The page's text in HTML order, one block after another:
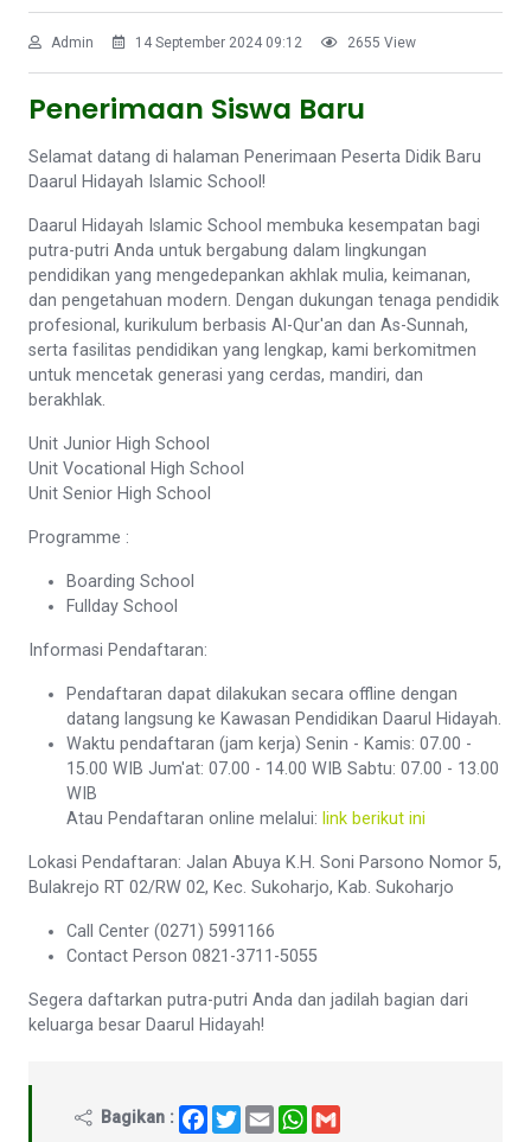
Admin 14 September 2024 09:12 2655 View
Penerimaan Siswa Baru
Selamat datang di halaman Penerimaan Peserta Didik Baru
Daarul Hidayah Islamic School!
Daarul Hidayah Islamic School membuka kesempatan bagi
putra-putri Anda untuk bergabung dalam lingkungan
pendidikan yang mengedepankan akhlak mulia, keimanan,
dan pengetahuan modern. Dengan dukungan tenaga pendidik
profesional, kurikulum berbasis Al-Qur'an dan As-Sunnah,
serta fasilitas pendidikan yang lengkap, kami berkomitmen
untuk mencetak generasi yang cerdas, mandiri, dan
berakhlak.
Unit Junior High School
Unit Vocational High School
Unit Senior High School
Programme :
Boarding School
Fullday School
Informasi Pendaftaran:
Pendaftaran dapat dilakukan secara offline dengan
datang langsung ke Kawasan Pendidikan Daarul Hidayah.
Waktu pendaftaran (jam kerja) Senin - Kamis: 07.00 -
15.00 WIB Jum'at: 07.00 - 14.00 WIB Sabtu: 07.00 - 13.00
WIB
Atau Pendaftaran online melalui: link berikut ini
Lokasi Pendaftaran: Jalan Abuya K.H. Soni Parsono Nomor 5,
Bulakrejo RT 02/RW 02, Kec. Sukoharjo, Kab. Sukoharjo
Call Center (0271) 5991166
Contact Person 0821-3711-5055
Segera daftarkan putra-putri Anda dan jadilah bagian dari
keluarga besar Daarul Hidayah!
Bagikan : Facebook
TwitterEmailWhatsApp